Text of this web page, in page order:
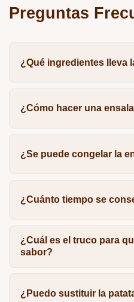
Preguntas
¿Qué ingredientes lleva
¿Cómo hacer una
¿Se puede congelar la
¿Cuánto tiempo se
¿Cuál es el truco para
sabor?
¿Puedo sustituir la